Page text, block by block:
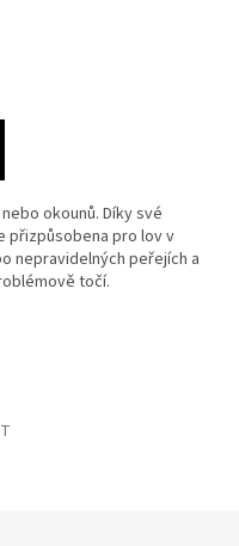
okounů. Díky své
přizpůsobena pro lov v
nepravidelných peřejích a
točí.